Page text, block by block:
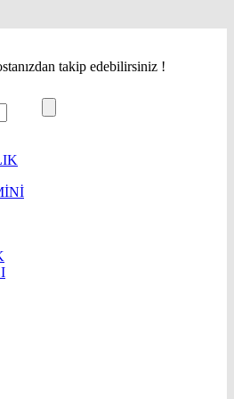
takip edebilirsiniz !